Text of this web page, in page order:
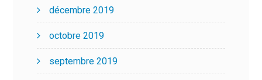
décembre 2019
octobre 2019
septembre 2019